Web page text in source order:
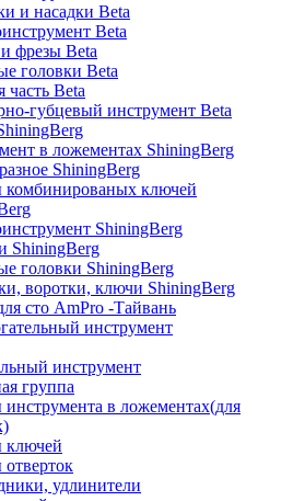
и насадки Beta
Beta
фрезы Beta
головки Beta
часть Beta
губцевый инструмент Beta
в ложементах ShiningBerg
ShiningBerg
ключей
ShiningBerg
ShiningBerg
головки ShiningBerg
воротки, ключи ShiningBerg
сто AmPro -Тайвань
инструмент
инструмент
группа
в ложементах(для
ключей
удлинители